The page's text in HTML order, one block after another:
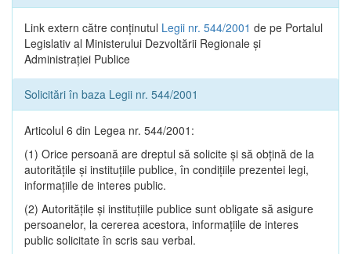
Link extern către conținutul Legii nr. 544/2001 de pe Portalul
Legislativ al Ministerului Dezvoltării Regionale și
Administrației Publice
Solicitări în baza Legii nr. 544/2001
Articolul 6 din Legea nr. 544/2001:
(1) Orice persoană are dreptul să solicite şi să obţină de la
autorităţile şi instituţiile publice, în condiţiile prezentei legi,
informaţiile de interes public.
(2) Autorităţile şi instituţiile publice sunt obligate să asigure
persoanelor, la cererea acestora, informaţiile de interes
public solicitate în scris sau verbal.